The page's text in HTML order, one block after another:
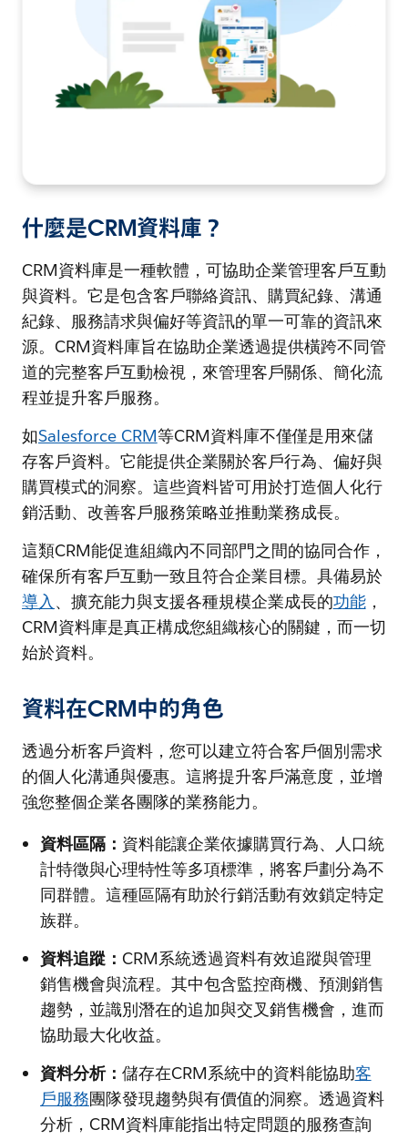
什麼是CRM資料庫？
CRM資料庫是一種軟體，可協助企業管理客戶互動
與資料。它是包含客戶聯絡資訊、購買紀錄、溝通
紀錄、服務請求與偏好等資訊的單一可靠的資訊來
源。CRM資料庫旨在協助企業透過提供橫跨不同管
道的完整客戶互動檢視，來管理客戶關係、簡化流
程並提升客戶服務。
如Salesforce CRM等CRM資料庫不僅僅是用來儲
存客戶資料。它能提供企業關於客戶行為、偏好與
購買模式的洞察。這些資料皆可用於打造個人化行
銷活動、改善客戶服務策略並推動業務成長。
這類CRM能促進組織內不同部門之間的協同合作，
確保所有客戶互動一致且符合企業目標。具備易於
導入 、擴充能力與支援各種規模企業成長的功能，
CRM資料庫是真正構成您組織核心的關鍵，而一切
始於資料。
資料在CRM中的角色
透過分析客戶資料，您可以建立符合客戶個別需求
的個人化溝通與優惠。這將提升客戶滿意度，並增
強您整個企業各團隊的業務能力。
資料區隔： 資料能讓企業依據購買行為、人口統
計特徵與心理特性等多項標準，將客戶劃分為不
同群體。這種區隔有助於行銷活動有效鎖定特定
族群。
資料追蹤： CRM系統透過資料有效追蹤與管理
銷售機會與流程。其中包含監控商機、預測銷售
趨勢，並識別潛在的追加與交叉銷售機會，進而
協助最大化收益。
資料分析： 儲存在CRM系統中的資料能協助客
戶服務團隊發現趨勢與有價值的洞察。透過資料
分析，CRM資料庫能指出特定問題的服務查詢